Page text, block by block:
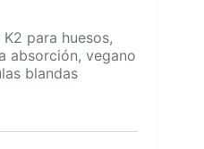
para huesos,
absorción, vegano
blandas